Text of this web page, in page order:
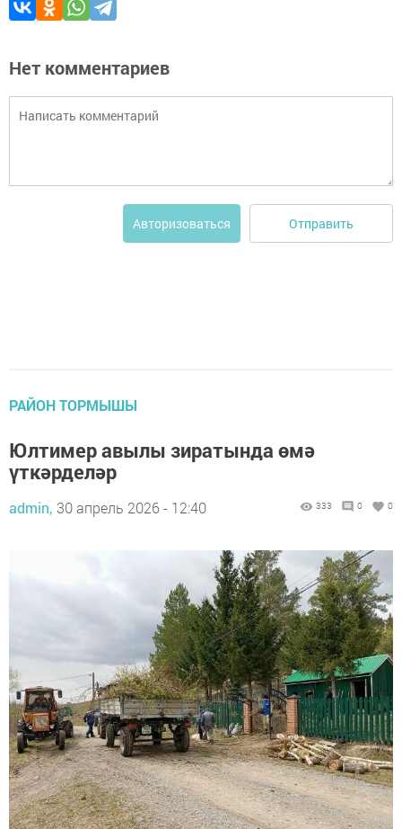
Нет комментариев
Авторизоваться Отправить
РАЙОН ТОРМЫШЫ
Юлтимер авылы зиратында өмә
үткәрделәр
admin, 30 апрель 2026 - 12:40 333 0 0